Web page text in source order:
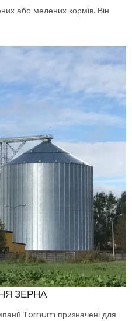
або мелених кормів. Він
ЗЕРНА
Tornum призначені для